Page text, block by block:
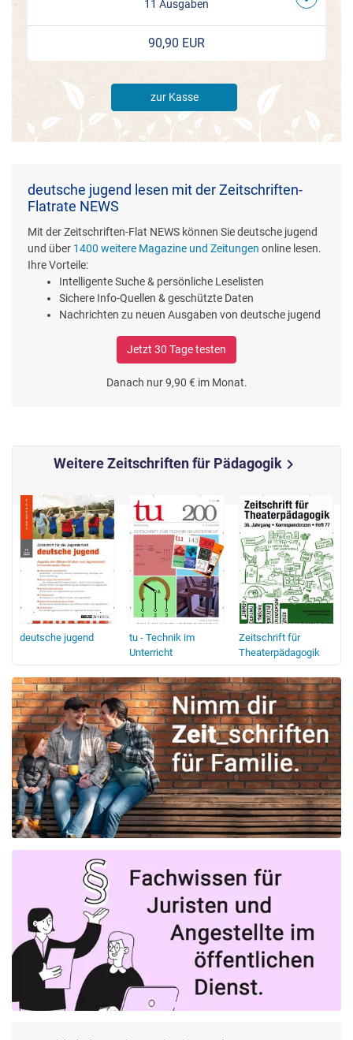
11 Ausgaben
90,90 EUR
zur Kasse
deutsche jugend lesen mit der Zeitschriften-
Flatrate NEWS
Mit der Zeitschriften-Flat NEWS können Sie deutsche jugend
und über 1400 weitere Magazine und Zeitungen online lesen.
Ihre Vorteile:
Intelligente Suche & persönliche Leselisten
Sichere Info-Quellen & geschützte Daten
Nachrichten zu neuen Ausgaben von deutsche jugend
Jetzt 30 Tage testen
Danach nur 9,90 € im Monat.
Weitere Zeitschriften für Pädagogikchevron_right
deutsche jugend
tu - Technik im
Unterricht
Zeitschrift für
Theaterpädagogik